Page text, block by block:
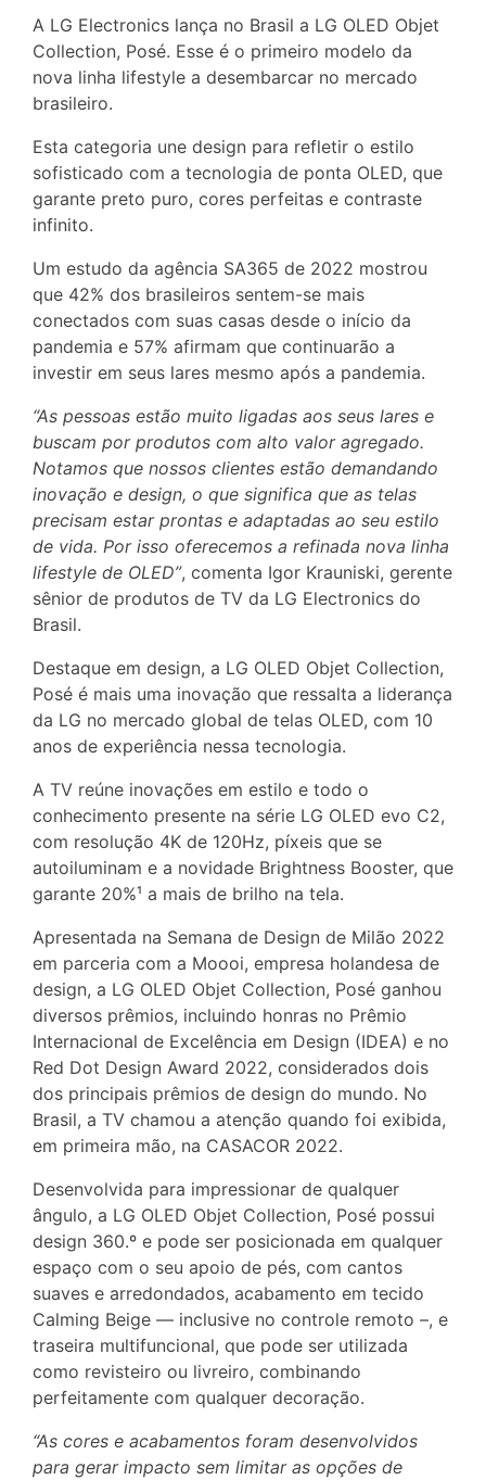
A LG Electronics lança no Brasil a LG OLED Objet
Collection, Posé. Esse é o primeiro modelo da
nova linha lifestyle a desembarcar no mercado
brasileiro.
Esta categoria une design para refletir o estilo
sofisticado com a tecnologia de ponta OLED, que
garante preto puro, cores perfeitas e contraste
infinito.
Um estudo da agência SA365 de 2022 mostrou
que 42% dos brasileiros sentem-se mais
conectados com suas casas desde o início da
pandemia e 57% afirmam que continuarão a
investir em seus lares mesmo após a pandemia.
“As pessoas estão muito ligadas aos seus lares e
buscam por produtos com alto valor agregado.
Notamos que nossos clientes estão demandando
inovação e design, o que significa que as telas
precisam estar prontas e adaptadas ao seu estilo
de vida. Por isso oferecemos a refinada nova linha
lifestyle de OLED”, comenta Igor Krauniski, gerente
sênior de produtos de TV da LG Electronics do
Brasil.
Destaque em design, a LG OLED Objet Collection,
Posé é mais uma inovação que ressalta a liderança
da LG no mercado global de telas OLED, com 10
anos de experiência nessa tecnologia.
A TV reúne inovações em estilo e todo o
conhecimento presente na série LG OLED evo C2,
com resolução 4K de 120Hz, píxeis que se
autoiluminam e a novidade Brightness Booster, que
garante 20%¹ a mais de brilho na tela.
Apresentada na Semana de Design de Milão 2022
em parceria com a Moooi, empresa holandesa de
design, a LG OLED Objet Collection, Posé ganhou
diversos prêmios, incluindo honras no Prêmio
Internacional de Excelência em Design (IDEA) e no
Red Dot Design Award 2022, considerados dois
dos principais prêmios de design do mundo. No
Brasil, a TV chamou a atenção quando foi exibida,
em primeira mão, na CASACOR 2022.
Desenvolvida para impressionar de qualquer
ângulo, a LG OLED Objet Collection, Posé possui
design 360.º e pode ser posicionada em qualquer
espaço com o seu apoio de pés, com cantos
suaves e arredondados, acabamento em tecido
Calming Beige — inclusive no controle remoto –, e
traseira multifuncional, que pode ser utilizada
como revisteiro ou livreiro, combinando
perfeitamente com qualquer decoração.
“As cores e acabamentos foram desenvolvidos
para gerar impacto sem limitar as opções de